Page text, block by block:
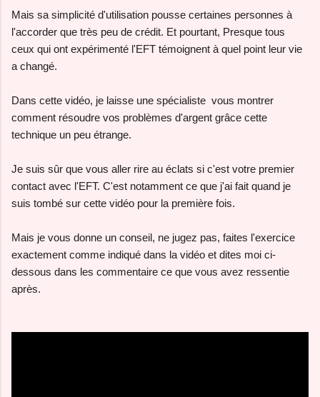
Mais sa simplicité d'utilisation pousse certaines personnes à
l'accorder que très peu de crédit. Et pourtant, Presque tous
ceux qui ont expérimenté l'EFT témoignent à quel point leur vie
a changé.
Dans cette vidéo, je laisse une spécialiste vous montrer
comment résoudre vos problèmes d'argent grâce cette
technique un peu étrange.
Je suis sûr que vous aller rire au éclats si c'est votre premier
contact avec l'EFT. C'est notamment ce que j'ai fait quand je
suis tombé sur cette vidéo pour la première fois.
Mais je vous donne un conseil, ne jugez pas, faites l'exercice
exactement comme indiqué dans la vidéo et dites moi ci-
dessous dans les commentaire ce que vous avez ressentie
après.